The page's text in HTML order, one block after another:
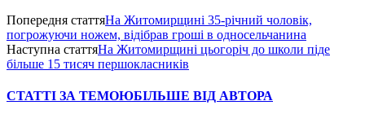
Попередня статтяНа Житомирщині 35-річний чоловік,
погрожуючи ножем, відібрав гроші в односельчанина
Наступна статтяНа Житомирщині цьогоріч до школи піде
більше 15 тисяч першокласників
СТАТТІ ЗА ТЕМОЮБІЛЬШЕ ВІД АВТОРА